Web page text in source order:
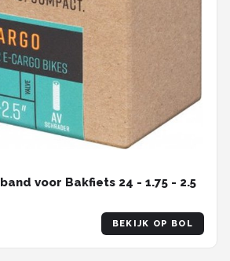
voor Bakfiets 24 - 1.75 - 2.5
BEKIJK OP BOL